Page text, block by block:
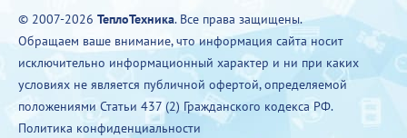
© 2007-2026 ТеплоТехника. Все права защищены.
Обращаем ваше внимание, что информация сайта носит
исключительно информационный характер и ни при каких
условиях не является публичной офертой, определяемой
положениями Статьи 437 (2) Гражданского кодекса РФ.
Политика конфиденциальности